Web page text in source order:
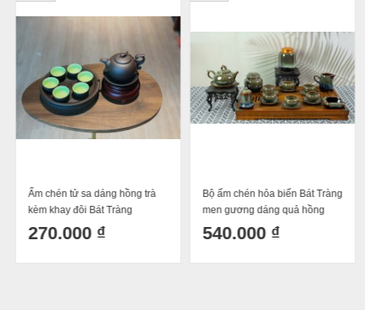
Ấm chén tử sa dáng hồng trà
kèm khay đôi Bát Tràng
270.000 ₫
Bộ ấm chén hỏa biến Bát Tràng
men gương dáng quả hồng
400ml
540.000 ₫